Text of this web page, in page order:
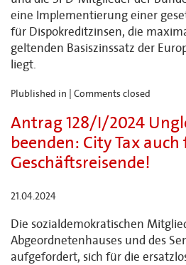
eine Implementierung einer
für Dispokreditzinsen, die
geltenden Basiszinssatz der
liegt.
Plublished in | Comments closed
Antrag 128/I/2024
beenden: City Tax auch
Geschäftsreisende!
21.04.2024
Die sozialdemokratischen
Abgeordnetenhauses und des
aufgefordert, sich für die